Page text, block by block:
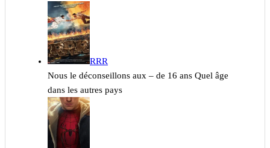
RRR
Nous le déconseillons aux – de 16 ans Quel âge
dans les autres pays